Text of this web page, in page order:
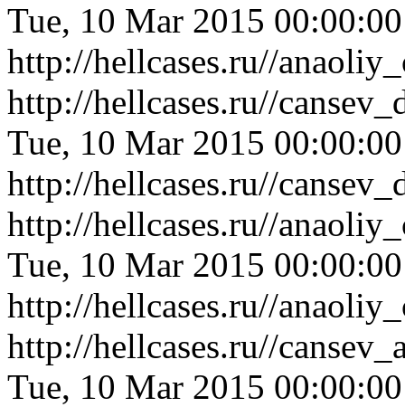
Tue, 10 Mar 2015
http://hellcases.ru//
http://hellcases.ru//
Tue, 10 Mar 2015
http://hellcases.ru//
http://hellcases.ru//
Tue, 10 Mar 2015
http://hellcases.ru//
http://hellcases.ru//
Tue, 10 Mar 2015